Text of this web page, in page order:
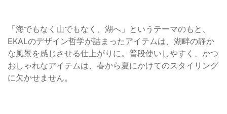
「海でもなく山でもなく、湖へ」というテーマのもと、
EKALのデザイン哲学が詰まったアイテムは、湖畔の静か
な風景を感じさせる仕上がりに。普段使いしやすく、かつ
おしゃれなアイテムは、春から夏にかけてのスタイリング
に欠かせません。